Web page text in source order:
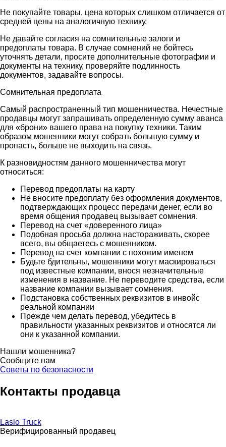
Не покупайте товары, цена которых слишком отличается от
средней цены на аналогичную технику.
Не давайте согласия на сомнительные залоги и
предоплаты товара. В случае сомнений не бойтесь
уточнять детали, просите дополнительные фотографии и
документы на технику, проверяйте подлинность
документов, задавайте вопросы.
Сомнительная предоплата
Самый распространенный тип мошенничества. Нечестные
продавцы могут запрашивать определенную сумму аванса
для «брони» вашего права на покупку техники. Таким
образом мошенники могут собрать большую сумму и
пропасть, больше не выходить на связь.
К разновидностям данного мошенничества могут
относиться:
Перевод предоплаты на карту
Не вносите предоплату без оформления документов,
подтверждающих процесс передачи денег, если во
время общения продавец вызывает сомнения.
Перевод на счет «доверенного лица»
Подобная просьба должна настораживать, скорее
всего, вы общаетесь с мошенником.
Перевод на счет компании с похожим именем
Будьте бдительны, мошенники могут маскироваться
под известные компании, внося незначительные
изменения в название. Не переводите средства, если
название компании вызывает сомнения.
Подстановка собственных реквизитов в инвойс
реальной компании
Прежде чем делать перевод, убедитесь в
правильности указанных реквизитов и относятся ли
они к указанной компании.
Нашли мошенника?
Сообщите нам
Советы по безопасности
Контакты продавца
Laslo Truck
Верифицированный продавец